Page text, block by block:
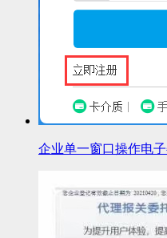
企业单一窗口操作电